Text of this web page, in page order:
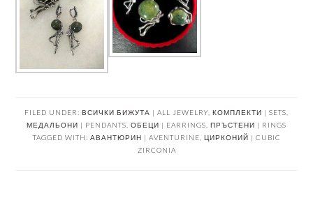
FILED UNDER: ВСИЧКИ БИЖУТА | ALL JEWELRY КОМПЛЕКТИ | SETS
МЕДАЛЬОНИ | PENDANTS ОБЕЦИ | EARRINGS ПРЪСТЕНИ | RINGS
TAGGED WITH: АВАНТЮРИН | AVENTURINE ЦИРКОНИЙ | CUBIC
ZIRCONIA